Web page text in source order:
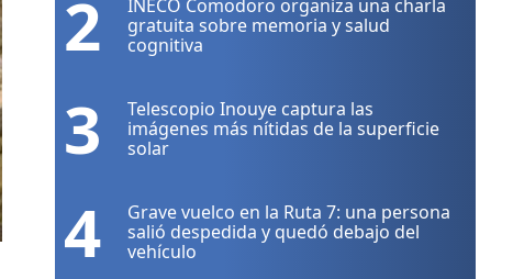
2
INECO Comodoro organiza una charla
gratuita sobre memoria y salud
cognitiva
3
Telescopio Inouye captura las
imágenes más nítidas de la superficie
solar
4
Grave vuelco en la Ruta 7: una persona
salió despedida y quedó debajo del
vehículo